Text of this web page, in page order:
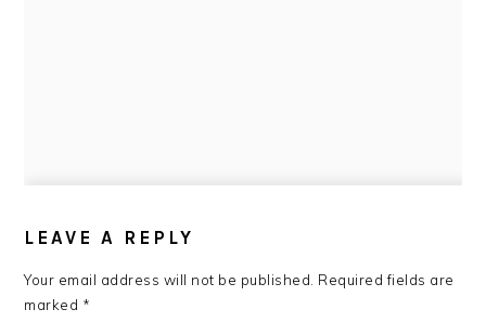
INTERACTIONS
LEAVE A REPLY
Your email address will not be published. Required fields are
marked *